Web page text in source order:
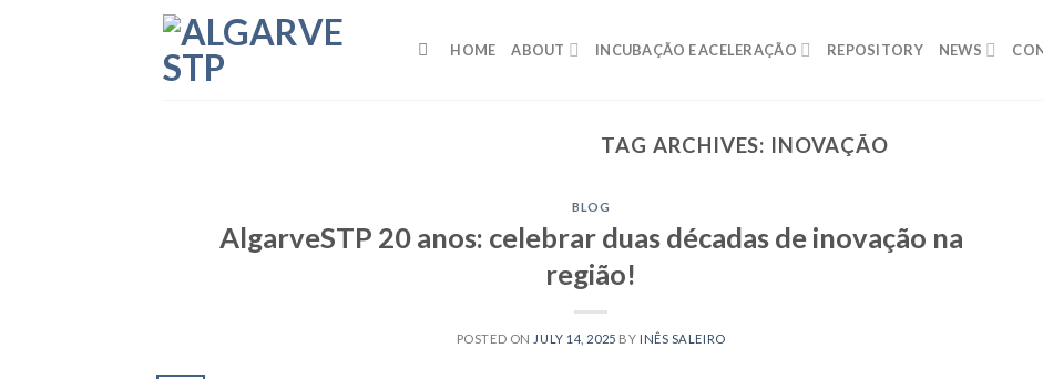
HOME ABOUT INCUBAÇÃO E ACELERAÇÃO REPOSITORY NEWS
TAG ARCHIVES: INOVAÇÃO
BLOG
AlgarveSTP 20 anos: celebrar duas décadas de inovação na
região!
POSTED ON JULY 14, 2025 BY INÊS SALEIRO